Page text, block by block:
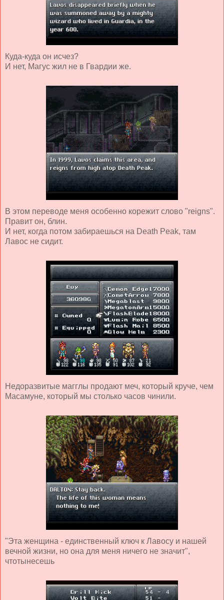
Куда-куда он исчез?
И нет, Магус жил не в Гвардии же.
В этом переводе меня особенно корежит слово "reigns".
Правит он, блин.
И нет, когда потом забираешься на Death Peak, там
Лавос не сидит.
Недоразвитые магглы продают меч, который круче, чем
Масамуне, который мы столько часов чинили.
"Эта женщина - единственный ключ к Лавосу и нашей
вечной жизни, но она для меня ничего не значит",
чтотынесешь